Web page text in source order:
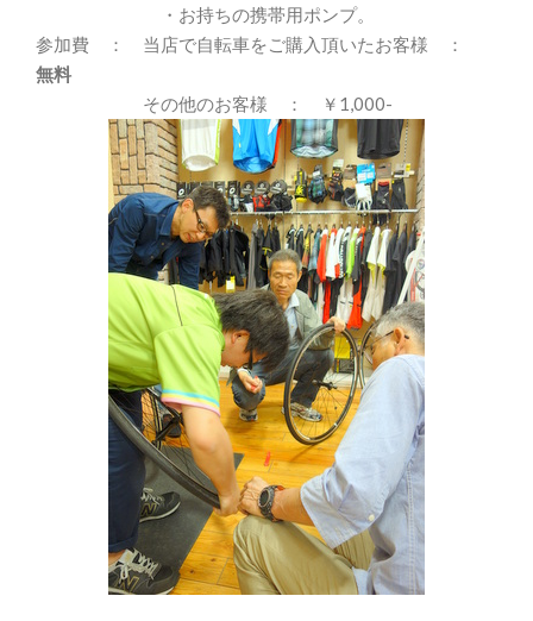
・お持ちの携帯用ポンプ。
参加費 ： 当店で自転車をご購入頂いたお客様 ：
無料
その他のお客様 ： ￥1,000-